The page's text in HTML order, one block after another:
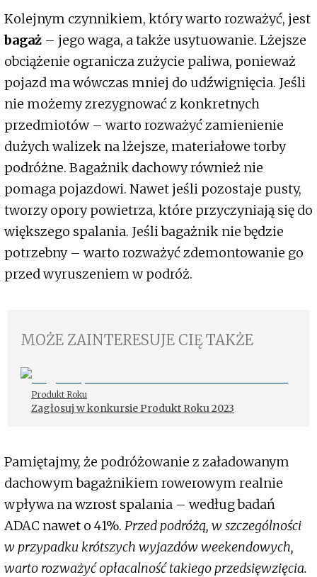
Kolejnym czynnikiem, który warto rozważyć, jest
bagaż – jego waga, a także usytuowanie. Lżejsze
obciążenie ogranicza zużycie paliwa, ponieważ
pojazd ma wówczas mniej do udźwignięcia. Jeśli
nie możemy zrezygnować z konkretnych
przedmiotów – warto rozważyć zamienienie
dużych walizek na lżejsze, materiałowe torby
podróżne. Bagażnik dachowy również nie
pomaga pojazdowi. Nawet jeśli pozostaje pusty,
tworzy opory powietrza, które przyczyniają się do
większego spalania. Jeśli bagażnik nie będzie
potrzebny – warto rozważyć zdemontowanie go
przed wyruszeniem w podróż.
MOŻE ZAINTERESUJE CIĘ TAKŻE
Produkt Roku
Zagłosuj w konkursie Produkt Roku 2023
Pamiętajmy, że podróżowanie z załadowanym
dachowym bagażnikiem rowerowym realnie
wpływa na wzrost spalania – według badań
ADAC nawet o 41%. Przed podróżą, w szczególności
w przypadku krótszych wyjazdów weekendowych,
warto rozważyć opłacalność takiego przedsięwzięcia.